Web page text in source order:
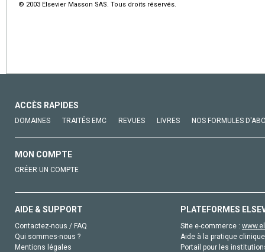
© 2003 Elsevier Masson SAS. Tous droits réservés.
ACCÈS RAPIDES
DOMAINES TRAITÉS EMC REVUES LIVRES NOS FORMULES
MON COMPTE
CRÉER UN COMPTE
AIDE & SUPPORT
Contactez-nous / FAQ
Qui sommes-nous ?
Mentions légales
PLATEFORMES
Site e-commerce :
Aide à la pratique
Portail pour les